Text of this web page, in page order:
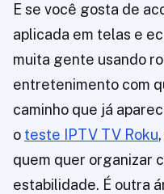
E se você gosta de
aplicada em telas e
muita gente usando
entretenimento com
caminho que já
o teste IPTV TV Roku
quem quer organizar
estabilidade. É outra